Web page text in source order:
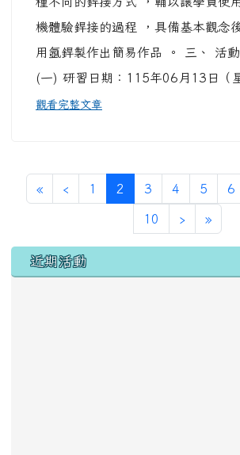
機體驗銲接的過程 ，具備基本觀念
用氬銲製作出簡易作品 。 三、 活動
(一) 研習日期：115年06月13日（
觀看完整文章
«第一頁
‹ 上一頁
1 2 (目前頁次)
3 4 5 6
10 ›下一頁
»最後
左邊區域內容
近期活動